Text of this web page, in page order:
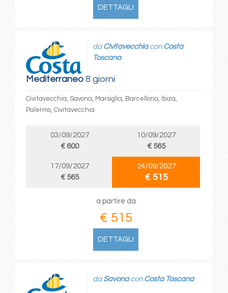
DETTAGLI
Mediterraneo8 giorni
da Civitavecchiacon Costa
Toscana
Civitavecchia, Savona, Marsiglia, Barcellona, Ibiza,
Palermo, Civitavecchia
03/09/2027
€ 600
10/09/2027
€ 565
17/09/2027
€ 565
24/09/2027
€ 515
a partire da
€ 515
DETTAGLI
da Savonacon Costa Toscana